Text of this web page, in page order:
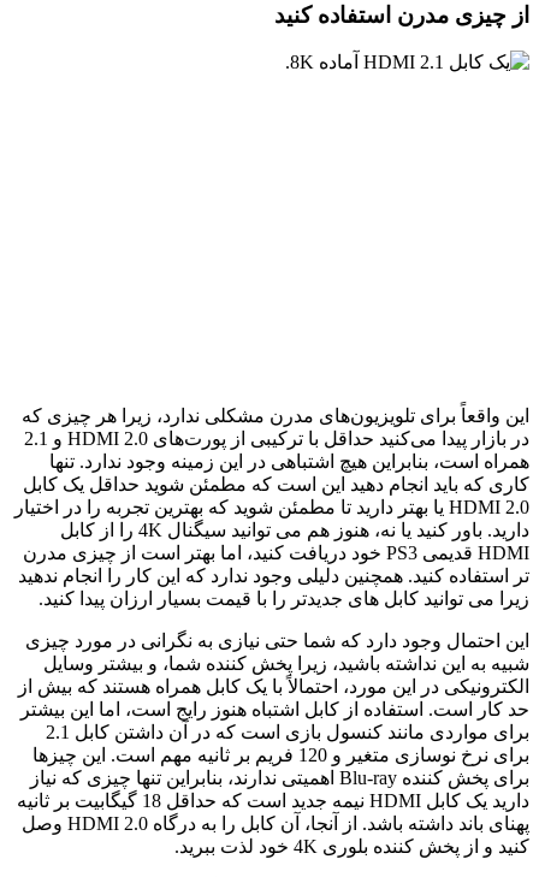
از چیزی مدرن استفاده کنید
این واقعاً برای تلویزیون‌های مدرن مشکلی ندارد، زیرا هر چیزی که
در بازار پیدا می‌کنید حداقل با ترکیبی از پورت‌های HDMI 2.0 و 2.1
همراه است، بنابراین هیچ اشتباهی در این زمینه وجود ندارد. تنها
کاری که باید انجام دهید این است که مطمئن شوید حداقل یک کابل
HDMI 2.0 یا بهتر دارید تا مطمئن شوید که بهترین تجربه را در اختیار
دارید. باور کنید یا نه، هنوز هم می توانید سیگنال 4K را از کابل
HDMI قدیمی PS3 خود دریافت کنید، اما بهتر است از چیزی مدرن
تر استفاده کنید. همچنین دلیلی وجود ندارد که این کار را انجام ندهید
زیرا می توانید کابل های جدیدتر را با قیمت بسیار ارزان پیدا کنید.
این احتمال وجود دارد که شما حتی نیازی به نگرانی در مورد چیزی
شبیه به این نداشته باشید، زیرا پخش کننده شما، و بیشتر وسایل
الکترونیکی در این مورد، احتمالاً با یک کابل همراه هستند که بیش از
حد کار است. استفاده از کابل اشتباه هنوز رایج است، اما این بیشتر
برای مواردی مانند کنسول بازی است که در آن داشتن کابل 2.1
برای نرخ نوسازی متغیر و 120 فریم بر ثانیه مهم است. این چیزها
برای پخش کننده Blu-ray اهمیتی ندارند، بنابراین تنها چیزی که نیاز
دارید یک کابل HDMI نیمه جدید است که حداقل 18 گیگابیت بر ثانیه
پهنای باند داشته باشد. از آنجا، آن کابل را به درگاه HDMI 2.0 وصل
کنید و از پخش کننده بلوری 4K خود لذت ببرید.